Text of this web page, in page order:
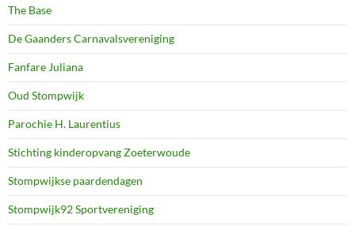
The Base
De Gaanders Carnavalsvereniging
Fanfare Juliana
Oud Stompwijk
Parochie H. Laurentius
Stichting kinderopvang Zoeterwoude
Stompwijkse paardendagen
Stompwijk92 Sportvereniging